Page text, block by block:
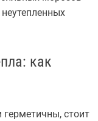
как
стоит